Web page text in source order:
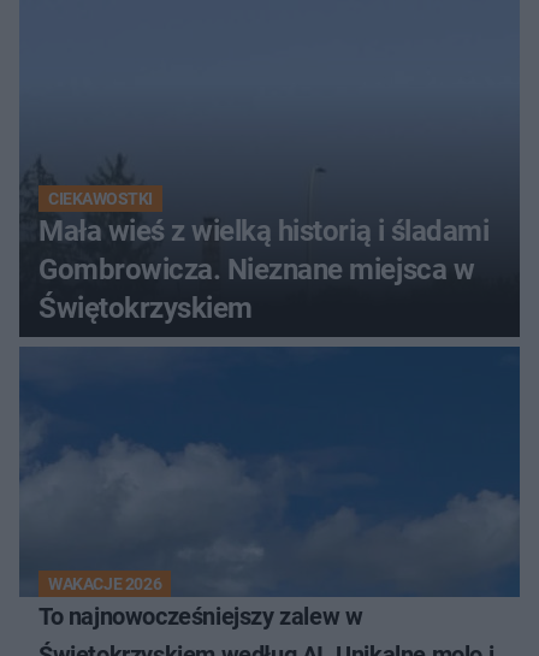
CIEKAWOSTKI
Mała wieś z wielką historią i śladami
Gombrowicza. Nieznane miejsca w
Świętokrzyskiem
WAKACJE 2026
To najnowocześniejszy zalew w